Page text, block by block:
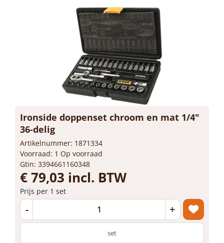
Ironside doppenset chroom en mat 1/4"
36-delig
Artikelnummer: 1871334
Voorraad: 1 Op voorraad
Gtin: 3394661160348
€ 79,03 incl. BTW
Prijs per 1 set
- +
set